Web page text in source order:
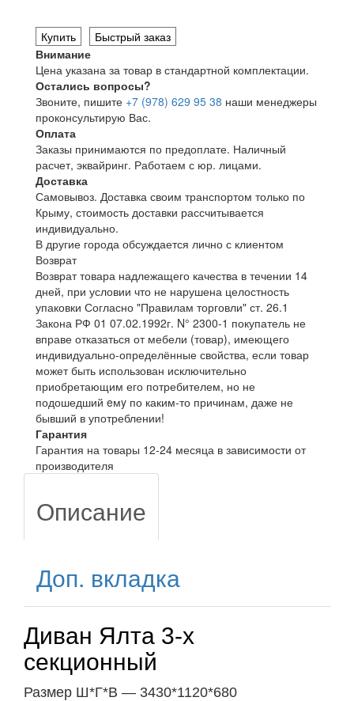
Купить
Быстрый заказ
Внимание
Цена указана за товар в стандартной комплектации.
Остались вопросы?
Звоните, пишите +7 (978) 629 95 38 наши менеджеры
проконсультирую Вас.
Оплата
Заказы принимаются по предоплате. Наличный
расчет, эквайринг. Работаем с юр. лицами.
Доставка
Самовывоз. Доставка своим транспортом только по
Крыму, стоимость доставки рассчитывается
индивидуально.
В другие города обсуждается лично с клиентом
Возврат
Возврат товара надлежащего качества в течении 14
дней, при условии что не нарушена целостность
упаковки Согласно "Правилам торговли" ст. 26.1
Закона РФ 01 07.02.1992г. N° 2300-1 покупатель не
вправе отказаться от мебели (товар), имеющего
индивидуально-определённые свойства, если товар
может быть использован исключительно
приобретающим его потребителем, но не
подошедший eмy по каким-то причинам, даже не
бывший в употреблении!
Гарантия
Гарантия на товары 12-24 месяца в зависимости от
производителя
Описание
Доп. вкладка
Диван Ялта 3-х
секционный
Размер Ш*Г*В — 3430*1120*680